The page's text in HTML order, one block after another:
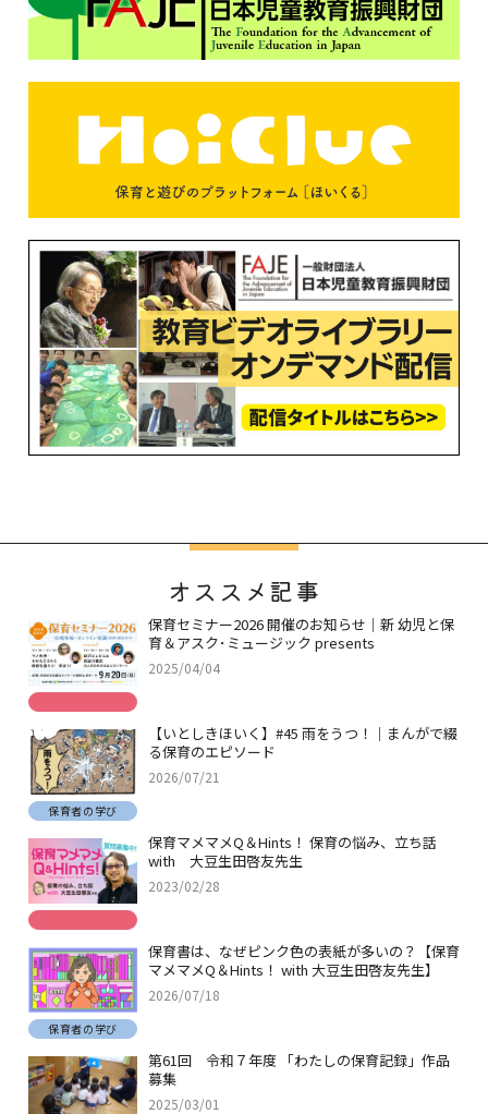
オススメ記事
保育セミナー2026 開催のお知らせ｜新 幼児と保
育＆アスク･ミュージック presents
2025/04/04
【いとしきほいく】#45 雨をうつ！｜まんがで綴
る保育のエピソード
2026/07/21
保育者の学び
保育マメマメQ＆Hints！ 保育の悩み、立ち話
with 大豆生田啓友先生
2023/02/28
保育書は、なぜピンク色の表紙が多いの？【保育
マメマメQ＆Hints！ with 大豆生田啓友先生】
2026/07/18
保育者の学び
第61回 令和７年度 「わたしの保育記録」作品
募集
2025/03/01